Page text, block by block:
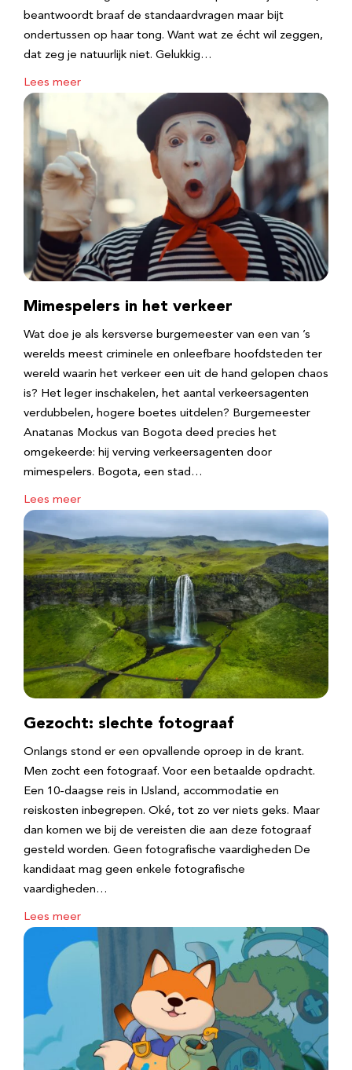
beantwoordt braaf de standaardvragen maar bijt
ondertussen op haar tong. Want wat ze écht wil zeggen,
dat zeg je natuurlijk niet. Gelukkig…
Lees meer
Mimespelers in het verkeer
Wat doe je als kersverse burgemeester van een van ’s
werelds meest criminele en onleefbare hoofdsteden ter
wereld waarin het verkeer een uit de hand gelopen chaos
is? Het leger inschakelen, het aantal verkeersagenten
verdubbelen, hogere boetes uitdelen? Burgemeester
Anatanas Mockus van Bogota deed precies het
omgekeerde: hij verving verkeersagenten door
mimespelers. Bogota, een stad…
Lees meer
Gezocht: slechte fotograaf
Onlangs stond er een opvallende oproep in de krant.
Men zocht een fotograaf. Voor een betaalde opdracht.
Een 10-daagse reis in IJsland, accommodatie en
reiskosten inbegrepen. Oké, tot zo ver niets geks. Maar
dan komen we bij de vereisten die aan deze fotograaf
gesteld worden. Geen fotografische vaardigheden De
kandidaat mag geen enkele fotografische
vaardigheden…
Lees meer